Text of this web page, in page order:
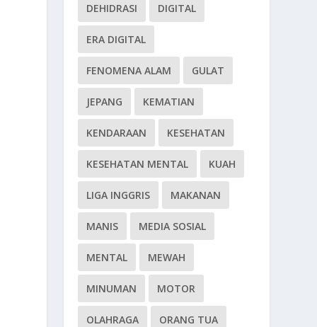
DEHIDRASI DIGITAL
ERA DIGITAL
FENOMENA ALAM GULAT
JEPANG KEMATIAN
KENDARAAN KESEHATAN
KESEHATAN MENTAL KUAH
LIGA INGGRIS MAKANAN
MANIS MEDIA SOSIAL
MENTAL MEWAH
MINUMAN MOTOR
OLAHRAGA ORANG TUA